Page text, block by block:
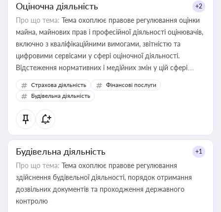
Оціночна діяльність +2
Про що тема: Тема охоплює правове регулювання оцінки
майна, майнових прав і професійної діяльності оцінювачів,
включно з кваліфікаційними вимогами, звітністю та
цифровими сервісами у сфері оціночної діяльності.
Відстеження нормативних і медійних змін у цій сфері
корисне для власника бізнесу, керівника, юриста або
бухгалтера під час оподаткування, приватизації, оренди
державного майна, корпоративних угод і перевірки
статусу суб'єктів оціночної діяльності
Страхова діяльність
Фінансові послуги
Будівельна діяльність
Будівельна діяльність +1
Про що тема: Тема охоплює правове регулювання
здійснення будівельної діяльності, порядок отримання
дозвільних документів та проходження державного
контролю